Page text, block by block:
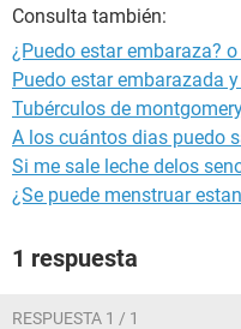
Consulta también:
¿Puedo estar embaraza?
Puedo estar embarazada
Tubérculos de
A los cuántos dias puedo
Si me sale leche delos
¿Se puede menstruar
1 respuesta
RESPUESTA 1 / 1